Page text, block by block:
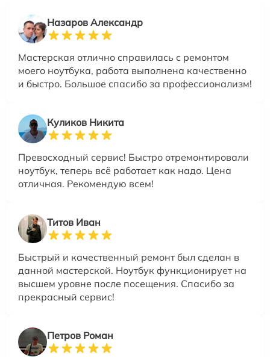
Назаров Александр
Мастерская отлично справилась с ремонтом
моего ноутбука, работа выполнена качественно
и быстро. Большое спасибо за профессионализм!
Куликов Никита
Превосходный сервис! Быстро отремонтировали
ноутбук, теперь всё работает как надо. Цена
отличная. Рекомендую всем!
Титов Иван
Быстрый и качественный ремонт был сделан в
данной мастерской. Ноутбук функционирует на
высшем уровне после посещения. Спасибо за
прекрасный сервис!
Петров Роман